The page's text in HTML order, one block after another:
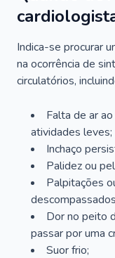
Indica-se procurar
na ocorrência de
circulatórios,
Falta de ar
atividades leves;
Inchaço
Palidez ou
Palpitações
Dor no peito
passar por uma
Suor frio;